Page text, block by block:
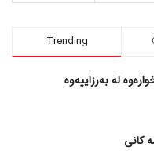
Trending
لە بەرزاییەوە
کانی